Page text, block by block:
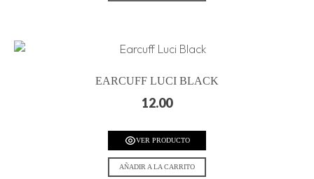
EARCUFF LUCI BLACK
12.00
VER PRODUCTO
AÑADIR A LA CARRITO